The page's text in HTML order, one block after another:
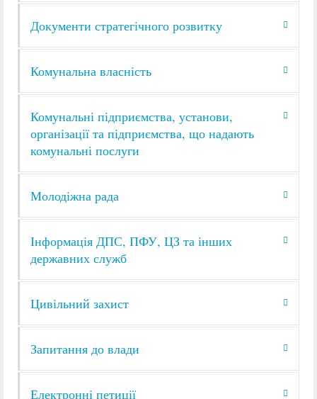
Документи стратегічного розвитку
Комунальна власність
Комунальні підприємства, установи,
організації та підприємства, що надають
комунальні послуги
Молодіжна рада
Інформація ДПС, ПФУ, ЦЗ та інших
державних служб
Цивільний захист
Запитання до влади
Електронні петиції